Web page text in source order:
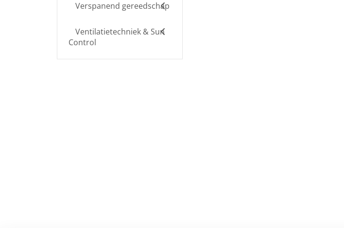
Verspanend gereedschap
Ventilatietechniek & Sun
Control